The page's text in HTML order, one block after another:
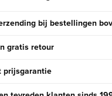
bij bestellingen
gratis retour
prijsgarantie